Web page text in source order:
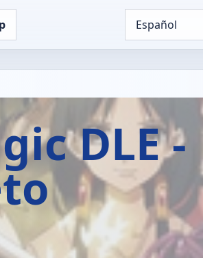
Español
DLE -